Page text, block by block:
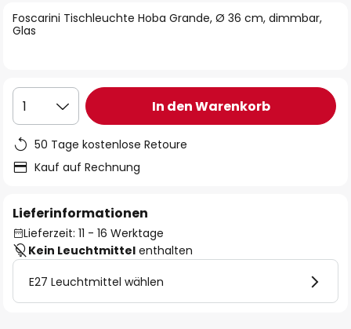
Foscarini Tischleuchte Hoba Grande, Ø 36 cm, dimmbar,
Glas
1 In den Warenkorb
50 Tage kostenlose Retoure
Kauf auf Rechnung
Lieferinformationen
Lieferzeit: 11 - 16 Werktage
Kein Leuchtmittel enthalten
E27 Leuchtmittel wählen